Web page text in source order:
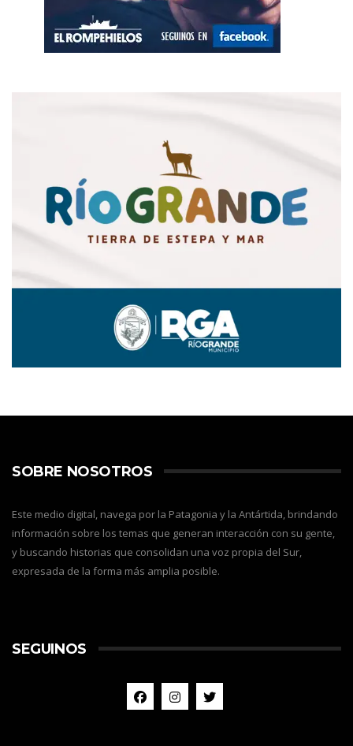
SOBRE NOSOTROS
Este medio digital, navega por la Patagonia y la Antártida, brindando
información sobre los temas que generan interacción con su gente,
y buscando historias que consolidan una voz propia del Sur,
expresada de la forma más amplia posible.
SEGUINOS